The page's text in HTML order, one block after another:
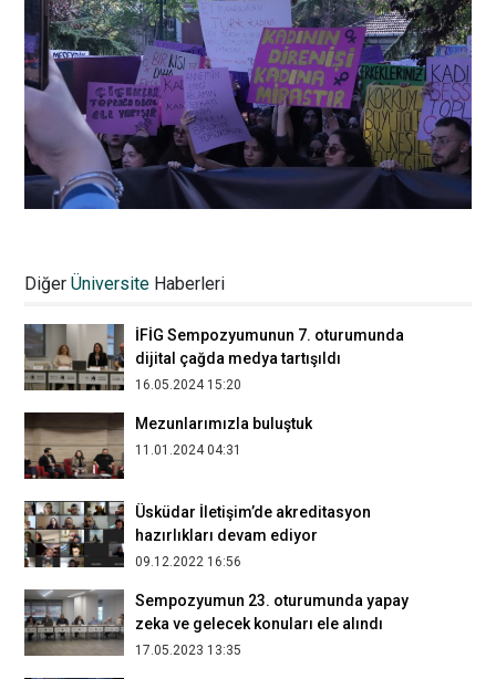
DiğerÜniversite Haberleri
Dijital Dönüşüm konuşuldu
İFİG Sempozyumunun 7. oturumunda
dijital çağda medya tartışıldı
16.05.2024 15:20
Mezunlarımızla buluştuk
11.01.2024 04:31
Üsküdar İletişim’de akreditasyon
hazırlıkları devam ediyor
09.12.2022 16:56
Sempozyumun 23. oturumunda yapay
zeka ve gelecek konuları ele alındı
17.05.2023 13:35